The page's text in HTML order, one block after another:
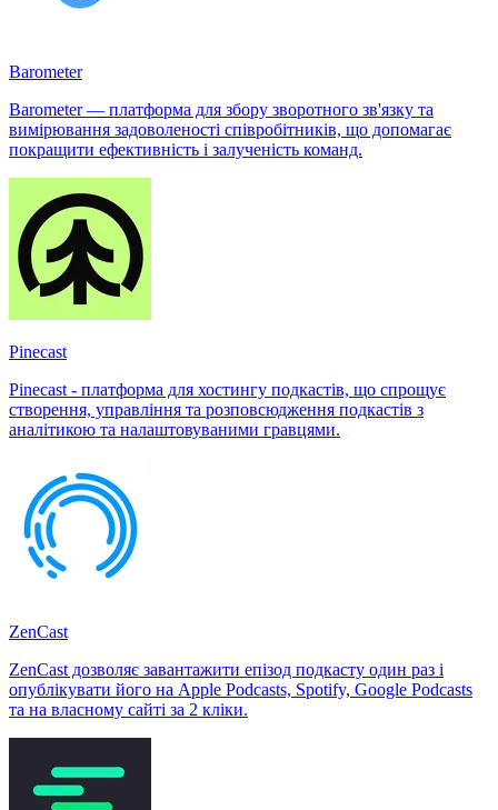
Barometer
Barometer — платформа для збору зворотного зв'язку та
вимірювання задоволеності співробітників, що допомагає
покращити ефективність і залученість команд.
Pinecast
Pinecast - платформа для хостингу подкастів, що спрощує
створення, управління та розповсюдження подкастів з
аналітикою та налаштовуваними гравцями.
ZenCast
ZenCast дозволяє завантажити епізод подкасту один раз і
опублікувати його на Apple Podcasts, Spotify, Google Podcasts
та на власному сайті за 2 кліки.